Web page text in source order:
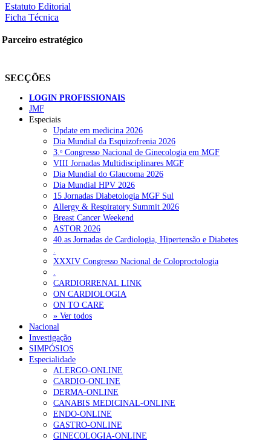
Estatuto Editorial
Ficha Técnica
Parceiro estratégico
SECÇÕES
LOGIN PROFISSIONAIS
JMF
Especiais
Update em medicina 2026
Dia Mundial da Esquizofrenia 2026
3.ᵒ Congresso Nacional de Ginecologia em MGF
VIII Jornadas Multidisciplinares MGF
Dia Mundial do Glaucoma 2026
Dia Mundial HPV 2026
15 Jornadas Diabetologia MGF Sul
Allergy & Respiratory Summit 2026
Breast Cancer Weekend
ASTOR 2026
40.as Jornadas de Cardiologia, Hipertensão e Diabetes
XXXIV Congresso Nacional de Coloproctologia
CARDIORRENAL LINK
ON CARDIOLOGIA
ON TO CARE
» Ver todos
Nacional
Investigação
SIMPÓSIOS
Especialidade
ALERGO-ONLINE
CARDIO-ONLINE
DERMA-ONLINE
CANABIS MEDICINAL-ONLINE
ENDO-ONLINE
GASTRO-ONLINE
GINECOLOGIA-ONLINE